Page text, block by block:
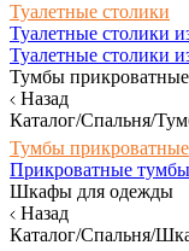
Туалетные столики
Туалетные столики
Туалетные столики
Тумбы прикроватные
Назад
Каталог/Спальня/
Тумбы прикроватные
Прикроватные
Шкафы для одежды
Назад
Каталог/Спальня/